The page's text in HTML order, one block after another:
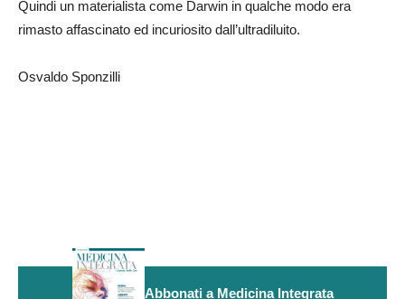
Quindi un materialista come Darwin in qualche modo era
rimasto affascinato ed incuriosito dall’ultradiluito.
Osvaldo Sponzilli
Abbonati a Medicina Integrata